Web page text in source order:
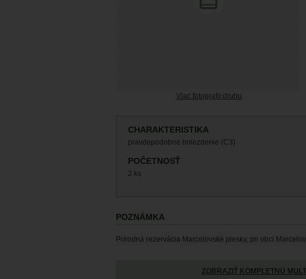
Viac fotografií druhu
CHARAKTERISTIKA
pravdepodobné hniezdenie (C3)
POČETNOSŤ
2 ks
POZNÁMKA
Prírodná rezervácia Marcelovské piesky, pri obci
ZOBRAZIŤ KOMPLETNÚ